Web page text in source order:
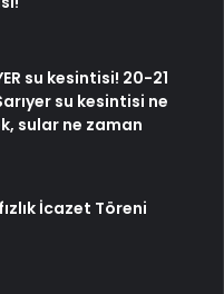
su kesintisi! 20-21
su kesintisi ne
sular ne zaman
İcazet Töreni